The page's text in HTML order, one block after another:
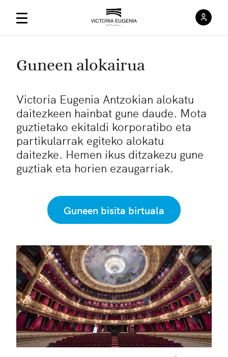
Guneen alokairua
Victoria Eugenia Antzokian alokatu
daitezkeen hainbat gune daude. Mota
guztietako ekitaldi korporatibo eta
partikularrak egiteko alokatu
daitezke. Hemen ikus ditzakezu gune
guztiak eta horien ezaugarriak.
Guneen bisita birtuala